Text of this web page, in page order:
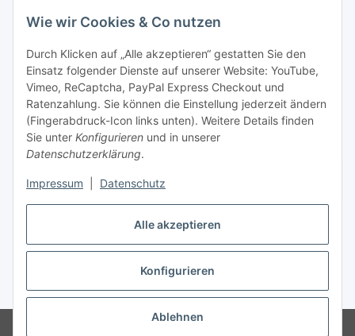
Alle akzeptieren
Konfigurieren
Ablehnen
Wie wir Cookies & Co nutzen
Durch Klicken auf „Alle akzeptieren“ gestatten Sie den
Einsatz folgender Dienste auf unserer Website: YouTube,
Vimeo, ReCaptcha, PayPal Express Checkout und
Ratenzahlung. Sie können die Einstellung jederzeit ändern
(Fingerabdruck-Icon links unten). Weitere Details finden
Sie unter Konfigurieren und in unserer
Datenschutzerklärung.
Impressum Datenschutz
Unsere Seiten
Social Media
Vertrag widerrufen
* Alle Preise inkl. gesetzlicher USt., ** siehe Lieferbedingungen, zzgl.
Versand